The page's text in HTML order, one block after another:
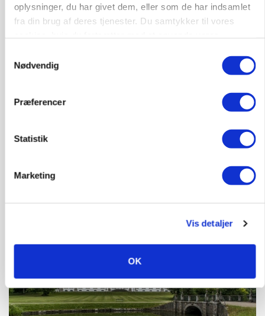
oplysninger, du har givet dem, eller som de har indsamlet
fra din brug af deres tjenester. Du samtykker til vores
Nødvendig
Præferencer
Statistik
Marketing
Vis detaljer
OK
Annonce
Loading...
Grisenoteringen står stille